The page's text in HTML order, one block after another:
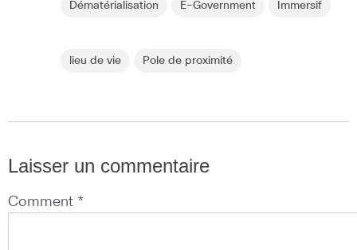
Dématérialisation E-Government Immersif
lieu de vie Pole de proximité
Laisser un commentaire
Comment *